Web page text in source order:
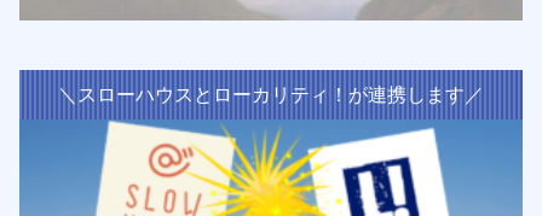
＼スローハウスとローカリティ！が連携します／